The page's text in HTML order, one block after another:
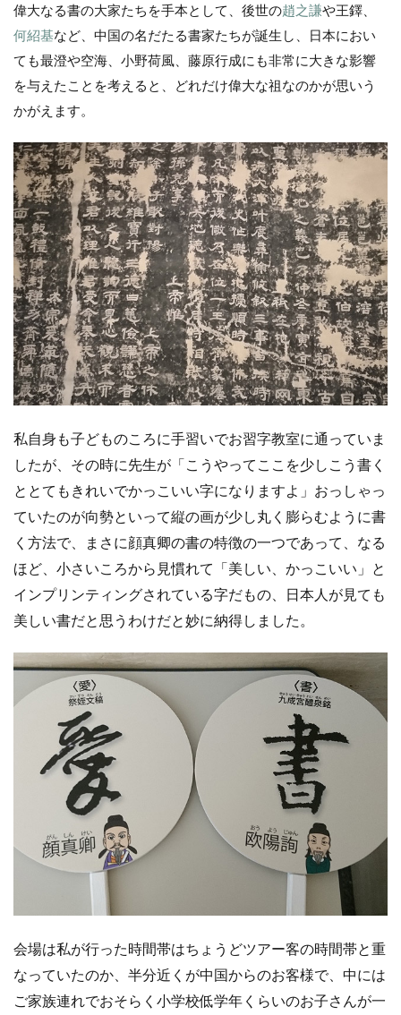
偉大なる書の大家たちを手本として、後世の趙之謙や王鐸、
何紹基など、中国の名だたる書家たちが誕生し、日本におい
ても最澄や空海、小野荷風、藤原行成にも非常に大きな影響
を与えたことを考えると、どれだけ偉大な祖なのかが思いう
かがえます。
私自身も子どものころに手習いでお習字教室に通っていま
したが、その時に先生が「こうやってここを少しこう書く
ととてもきれいでかっこいい字になりますよ」おっしゃっ
ていたのが向勢といって縦の画が少し丸く膨らむように書
く方法で、まさに顔真卿の書の特徴の一つであって、なる
ほど、小さいころから見慣れて「美しい、かっこいい」と
インプリンティングされている字だもの、日本人が見ても
美しい書だと思うわけだと妙に納得しました。
会場は私が行った時間帯はちょうどツアー客の時間帯と重
なっていたのか、半分近くが中国からのお客様で、中には
ご家族連れでおそらく小学校低学年くらいのお子さんが一